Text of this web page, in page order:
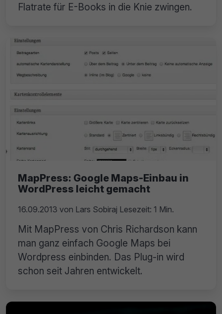
Flatrate für E-Books in die Knie zwingen.
MapPress: Google Maps-Einbau in
WordPress leicht gemacht
16.09.2013 von Lars Sobiraj Lesezeit: 1 Min.
Mit MapPress von Chris Richardson kann
man ganz einfach Google Maps bei
Wordpress einbinden. Das Plug-in wird
schon seit Jahren entwickelt.